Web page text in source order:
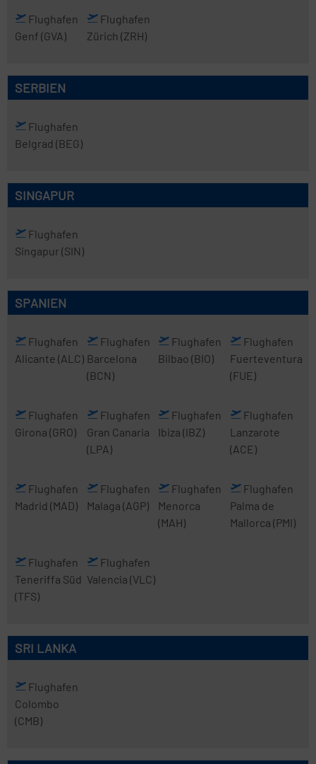
Flughafen
Genf (GVA)
Flughafen
Zürich (ZRH)
SERBIEN
Flughafen
Belgrad (BEG)
SINGAPUR
Flughafen
Singapur (SIN)
SPANIEN
Flughafen
Alicante (ALC)
Flughafen
Barcelona
(BCN)
Flughafen
Bilbao (BIO)
Flughafen
Fuerteventura
(FUE)
Flughafen
Girona (GRO)
Flughafen
Gran Canaria
(LPA)
Flughafen
Ibiza (IBZ)
Flughafen
Lanzarote
(ACE)
Flughafen
Madrid (MAD)
Flughafen
Malaga (AGP)
Flughafen
Menorca
(MAH)
Flughafen
Palma de
Mallorca (PMI)
Flughafen
Teneriffa Süd
(TFS)
Flughafen
Valencia (VLC)
SRI LANKA
Flughafen
Colombo
(CMB)